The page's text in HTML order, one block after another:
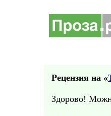
Рецензия на «
Здорово!